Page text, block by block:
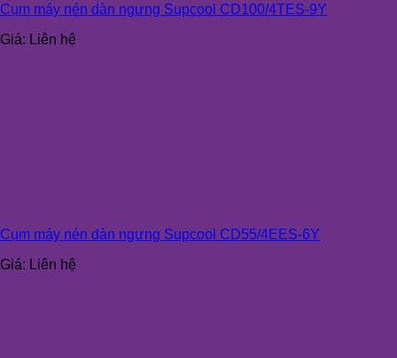
Cụm máy nén dàn ngưng Supcool CD100/4TES-9Y
Giá: Liên hệ
Cụm máy nén dàn ngưng Supcool CD55/4EES-6Y
Giá: Liên hệ